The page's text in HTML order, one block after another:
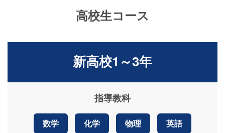
高校生コース
新高校1～3年
指導教科
数学 化学 物理 英語